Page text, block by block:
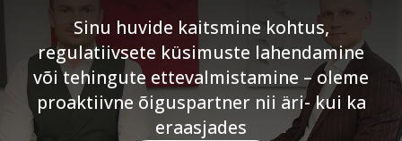
Sinu huvide kaitsmine kohtus,
regulatiivsete küsimuste lahendamine
või tehingute ettevalmistamine – oleme
proaktiivne õiguspartner nii äri- kui ka
eraasjades